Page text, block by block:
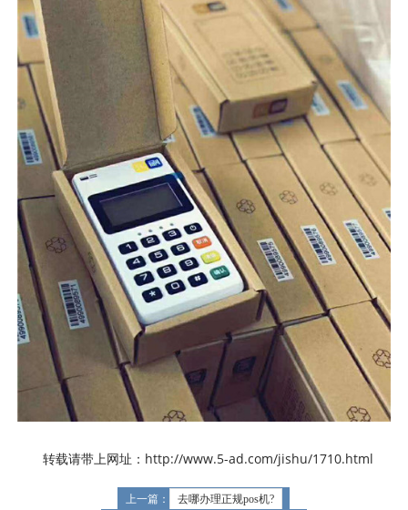
转载请带上网址：http://www.5-ad.com/jishu/1710.html
上一篇：
去哪办理正规pos机?